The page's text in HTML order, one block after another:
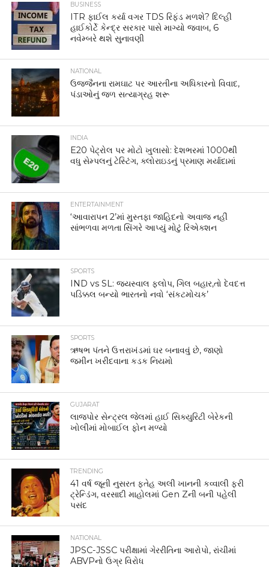
BUSINESS
ITR ફાઈલ કર્યા વગર TDS રિફંડ મળશે? દિલ્હી
હાઈકોર્ટે કેન્દ્ર સરકાર પાસે માગ્યો જવાબ, 6
નવેમ્બરે થશે સુનાવણી
NATIONAL
ઉજ્જૈનના રામઘાટ પર આરતીના અધિકારનો વિવાદ,
પંડાઓનું જળ સત્યાગ્રહ શરૂ
INDIA
E20 પેટ્રોલ પર મોટો ખુલાસો: દેશભરમાં 1000થી
વધુ સેમ્પલનું ટેસ્ટિંગ, ક્લોરાઇડનું પ્રમાણ મર્યાદામાં
ENTERTAINMENT
‘આવારાપન 2’માં મુસ્તફા જાહિદનો અવાજ નહીં
સાંભળવા મળતા સિંગરે આપ્યું મોટું રિએક્શન
SPORTS
IND vs SL: જયસ્વાલ ફ્લોપ, ગિલ બહાર,તો દેવદત્ત
પડિક્કલ બન્યો ભારતનો નવો ‘સંકટમોચક’
SPORTS
ઋષભ પંતને ઉત્તરાખંડમાં ઘર બનાવવું છે, જાણો
જમીન ખરીદવાના કડક નિયમો
GUJARAT
લાજપોર સેન્ટ્રલ જેલમાં હાઈ સિક્યુરિટી બેરેકની
ખોલીમાં મોબાઈલ ફોન મળ્યો
TRENDING
41 વર્ષ જૂની નુસરત ફતેહ અલી ખાનની કવ્વાલી ફરી
ટ્રેન્ડિંગ, વરસાદી માહોલમાં Gen Zની બની પહેલી
પસંદ
NATIONAL
JPSC-JSSC પરીક્ષામાં ગેરરીતિના આરોપો, રાંચીમાં
ABVPનો ઉગ્ર વિરોધ